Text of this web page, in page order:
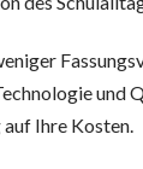
und
Ihre Kosten.